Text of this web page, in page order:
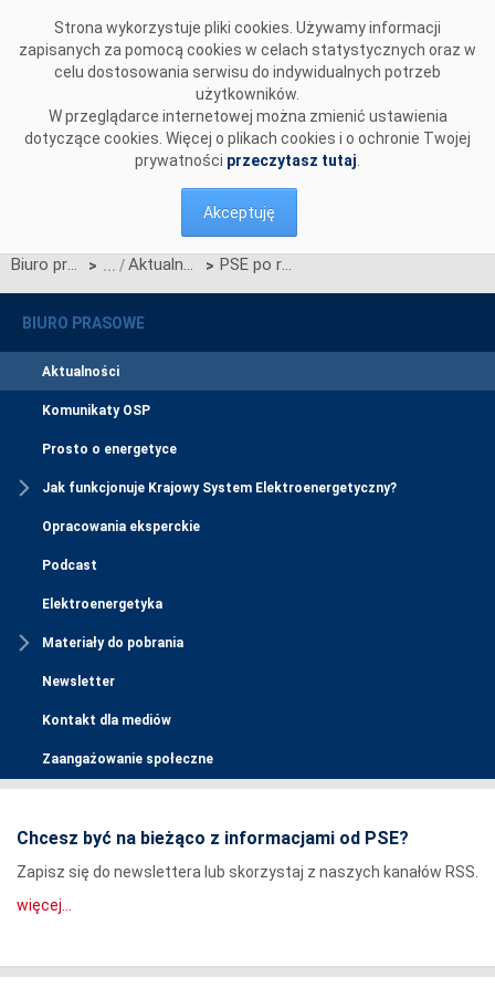
Strona wykorzystuje pliki cookies. Używamy informacji
zapisanych za pomocą cookies w celach statystycznych oraz w
celu dostosowania serwisu do indywidualnych potrzeb
użytkowników.
W przeglądarce internetowej można zmienić ustawienia
dotyczące cookies. Więcej o plikach cookies i o ochronie Twojej
prywatności przeczytasz tutaj
Akceptuję
Biuro prasowe > Aktualności > PSE po raz drugi uhonorowane statuetką Tourist Owl
BIURO PRASOWE
Aktualności
Komunikaty OSP
Prosto o energetyce
Jak funkcjonuje Krajowy System Elektroenergetyczny?
Opracowania eksperckie
Podcast
Elektroenergetyka
Materiały do pobrania
Newsletter
Kontakt dla mediów
Zaangażowanie społeczne
Chcesz być na bieżąco z informacjami od PSE?
Zapisz się do newslettera lub skorzystaj z naszych kanałów RSS.
więcej...